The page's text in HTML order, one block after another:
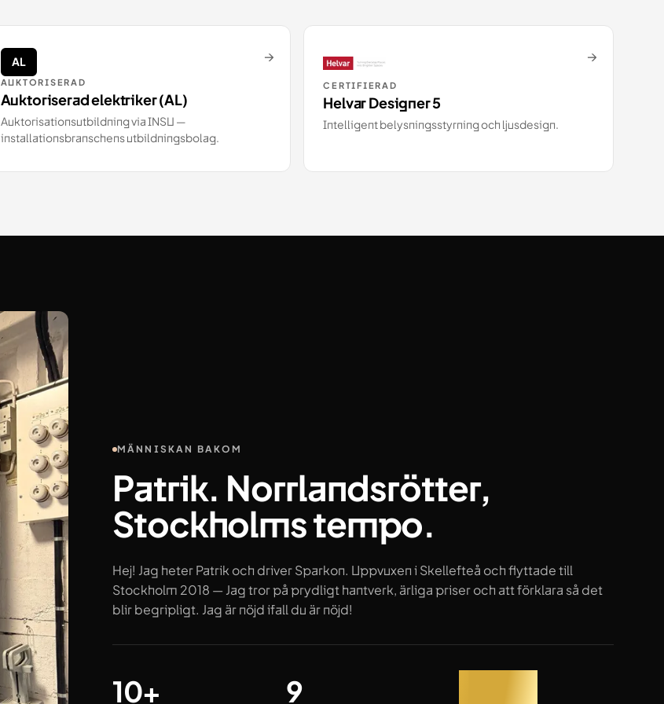
AL
AUKTORISERAD
Auktoriserad elektriker (AL)
Auktorisationsutbildning via INSU —
installationsbranschens utbildningsbolag.
→
CERTIFIERAD
Helvar Designer 5
Intelligent belysningsstyrning och ljusdesign.
→
MÄNNISKAN BAKOM
Patrik. Norrlandsrötter,
Stockholms tempo.
Hej! Jag heter Patrik och driver Sparkon. Uppvuxen i Skellefteå och flyttade till
Stockholm 2018 — Jag tror på prydligt hantverk, ärliga priser och att förklara så det
blir begripligt. Jag är nöjd ifall du är nöjd!
År i branschen
10+ Omdömen
9